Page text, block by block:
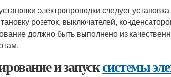
электропроводки следует
розеток, выключателей,
должно быть выполнено из
и запусксистемы